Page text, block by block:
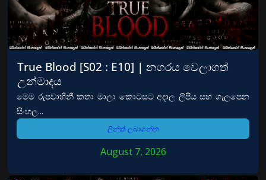
True Blood [S02 : E10] | නගරය වෙලාගත්
උන්මාදය
මෙම රුපවාහිනී කතා මාලා කොටසට අදාල ලිපිය සහ ගැලපෙන
සිංහල...
ලින්ක් ලබාගන්න
August 7, 2026